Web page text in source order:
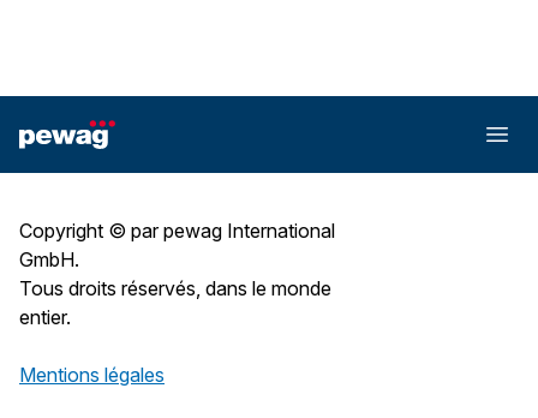
Déclaration de confidentialité
des données
Copyright © par pewag International
GmbH.
Tous droits réservés, dans le monde
entier.
Mentions légales